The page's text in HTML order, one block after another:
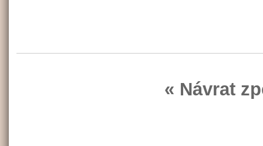
« Návrat